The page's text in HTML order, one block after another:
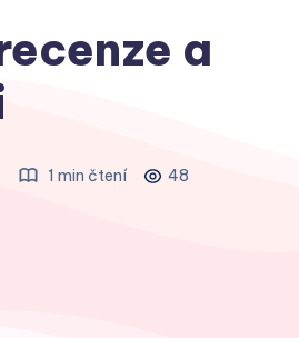
a
1 min čtení 48